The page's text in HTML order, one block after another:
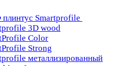
Smartprofile
3D wood
Color
Strong
металлизированный